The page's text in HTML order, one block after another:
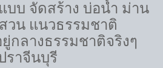
บบ จัดสร้าง บ่อน้ำ ม่าน
วน แนวธรรมชาติ
กลางธรรมชาติจริงๆ
ราจีนบุรี